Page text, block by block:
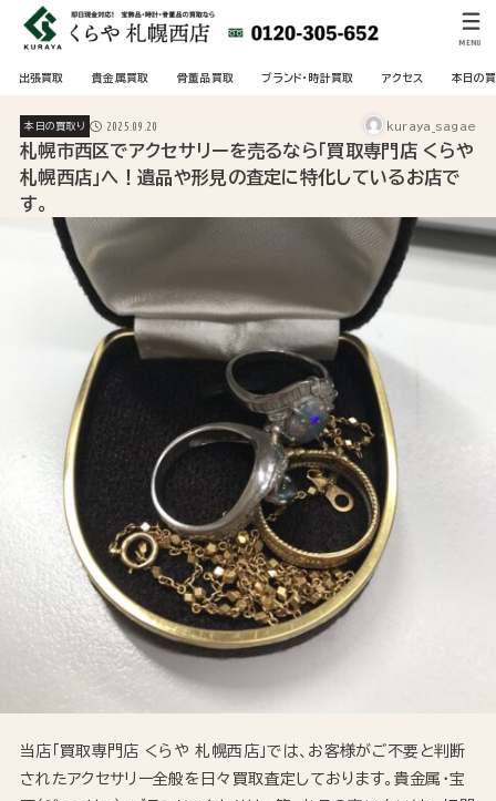
出張買取 貴金属買取 骨董品買取 ブランド・時計買取 アクセス 本日の
MENU
本日の買取り 2025.09.20 kuraya_sagae
札幌市西区でアクセサリーを売るなら「買取専門店 くらや
札幌西店」へ！遺品や形見の査定に特化しているお店で
す。
当店「買取専門店 くらや 札幌西店」では、お客様がご不要と判断
されたアクセサリー全般を日々買取査定しております。貴金属・宝